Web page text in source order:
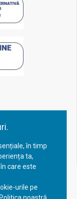
în timp
ta,
care este
urile pe